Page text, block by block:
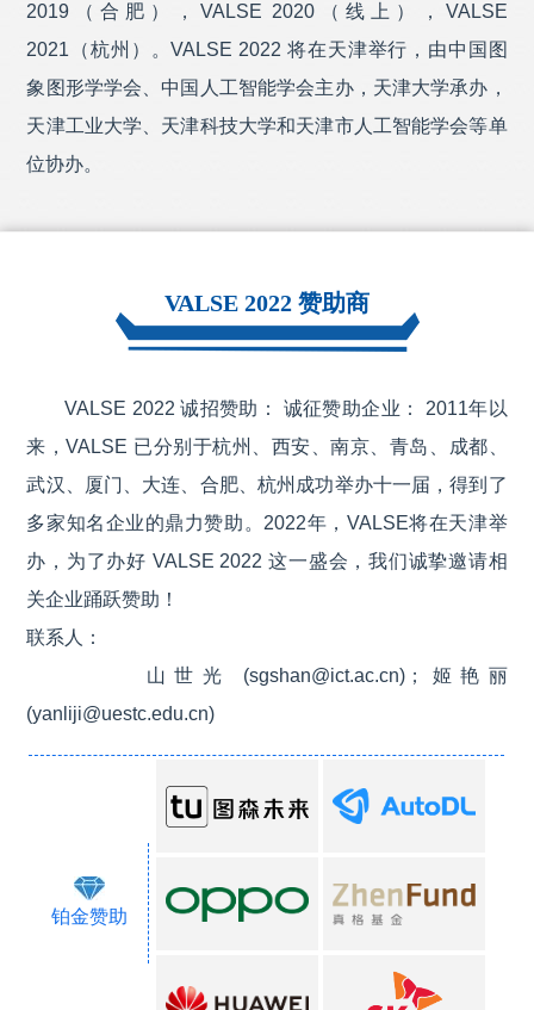
瑞莱智慧RealAI
成为VALSE 2022 银牌赞助商
首都在线成为VALSE 2022 银牌赞助商
思腾合力（天津）科技有限公司成为VALSE 2022 银牌赞助
商
2019（合肥），VALSE 2020（线上），VALSE
2021（杭州）。VALSE 2022 将在天津举行，由中国图
象图形学学会、中国人工智能学会主办，天津大学承办，
天津工业大学、天津科技大学和天津市人工智能学会等单
位协办。
VALSE 2022 赞助商
VALSE 2022 诚招赞助： 诚征赞助企业： 2011年以
来，VALSE 已分别于杭州、西安、南京、青岛、成都、
武汉、厦门、大连、合肥、杭州成功举办十一届，得到了
多家知名企业的鼎力赞助。2022年，VALSE将在天津举
办，为了办好 VALSE 2022 这一盛会，我们诚挚邀请相
关企业踊跃赞助！
联系人：
山世光 (sgshan@ict.ac.cn)；姬艳丽
(yanliji@uestc.edu.cn)
铂金赞助